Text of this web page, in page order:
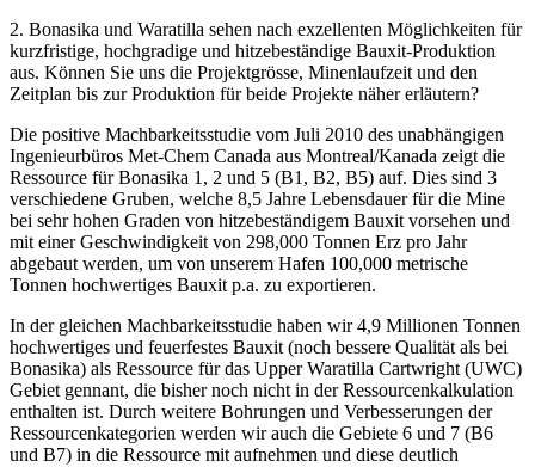
2. Bonasika und Waratilla sehen nach exzellenten Möglichkeiten für
kurzfristige, hochgradige und hitzebeständige Bauxit-Produktion
aus. Können Sie uns die Projektgrösse, Minenlaufzeit und den
Zeitplan bis zur Produktion für beide Projekte näher erläutern?
Die positive Machbarkeitsstudie vom Juli 2010 des unabhängigen
Ingenieurbüros Met-Chem Canada aus Montreal/Kanada zeigt die
Ressource für Bonasika 1, 2 und 5 (B1, B2, B5) auf. Dies sind 3
verschiedene Gruben, welche 8,5 Jahre Lebensdauer für die Mine
bei sehr hohen Graden von hitzebeständigem Bauxit vorsehen und
mit einer Geschwindigkeit von 298,000 Tonnen Erz pro Jahr
abgebaut werden, um von unserem Hafen 100,000 metrische
Tonnen hochwertiges Bauxit p.a. zu exportieren.
In der gleichen Machbarkeitsstudie haben wir 4,9 Millionen Tonnen
hochwertiges und feuerfestes Bauxit (noch bessere Qualität als bei
Bonasika) als Ressource für das Upper Waratilla Cartwright (UWC)
Gebiet gennant, die bisher noch nicht in der Ressourcenkalkulation
enthalten ist. Durch weitere Bohrungen und Verbesserungen der
Ressourcenkategorien werden wir auch die Gebiete 6 und 7 (B6
und B7) in die Ressource mit aufnehmen und diese deutlich